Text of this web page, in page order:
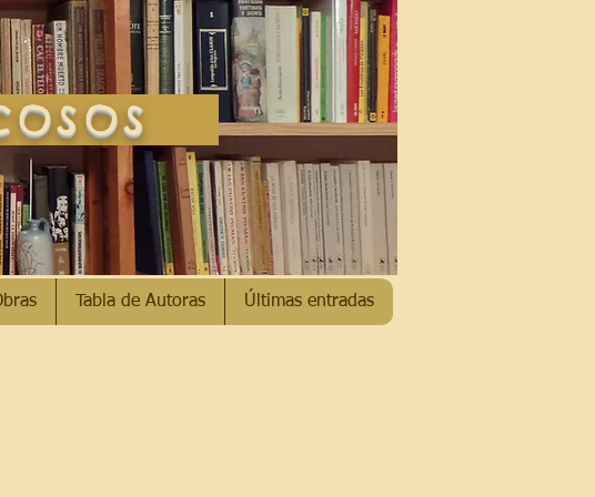
Tabla de Autoras Últimas entradas